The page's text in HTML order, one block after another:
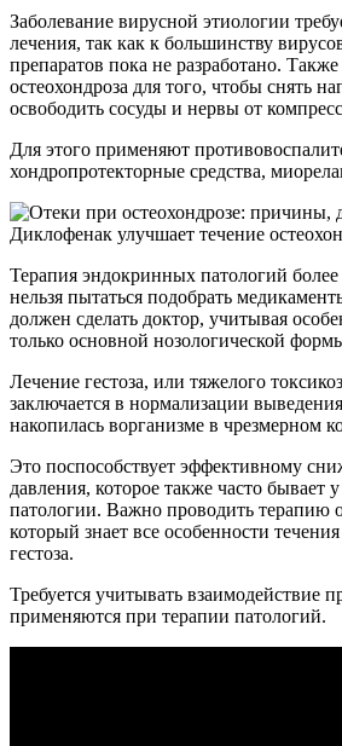
Заболевание вирусной этиологии
лечения, так как к большинству
препаратов пока не разработано. Также
остеохондроза для того, чтобы снять
освободить сосуды и нервы от
Для этого применяют
хондропротекторные средства,
Диклофенак улучшает течение
Терапия эндокринных патологий
нельзя пытаться подобрать
должен сделать доктор, учитывая
только основной нозологической
Лечение гестоза, или тяжелого
заключается в нормализации
накопилась ворганизме в чрезмерном
Это поспособствует эффективному
давления, которое также часто бывает
патологии. Важно проводить терапию
который знает все особенности
гестоза.
Требуется учитывать взаимодействие
применяются при терапии патологий.